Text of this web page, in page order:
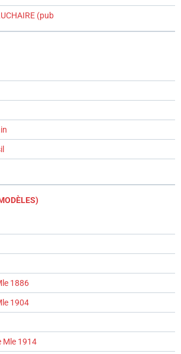
(pub
1886
1904
Mle 1914